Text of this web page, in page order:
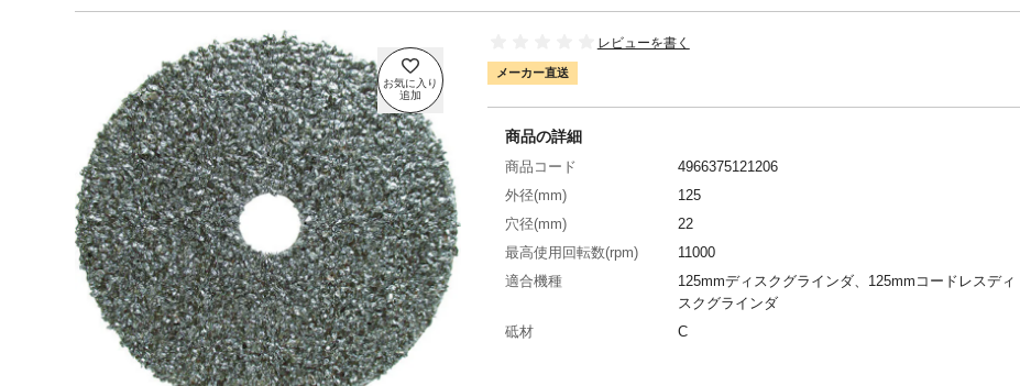
レビューを書く
メーカー直送
商品の詳細
商品コード
4966375121206
外径(mm)
125
穴径(mm)
22
最高使用回転数(rpm)
11000
適合機種
125mmディスクグラインダ、125mmコードレスディ
スクグラインダ
砥材
C